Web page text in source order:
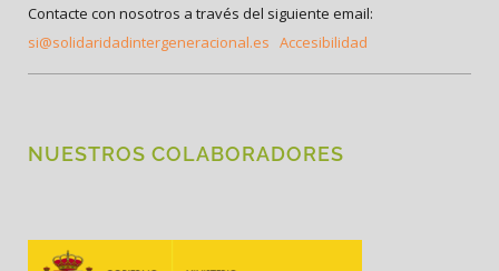
Contacte con nosotros a través del siguiente email:
si@solidaridadintergeneracional.es Accesibilidad
NUESTROS COLABORADORES